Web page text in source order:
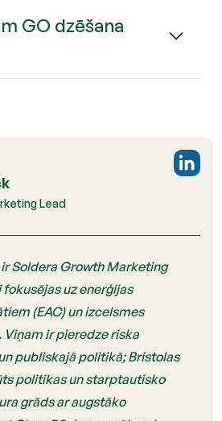
GO dzēšana
Lead
Soldera Growth Marketing
uz enerģijas
(EAC) un izcelsmes
Viņam ir pieredze riska
publiskajā politikā; Bristolas
politikas un starptautisko
grāds ar augstāko